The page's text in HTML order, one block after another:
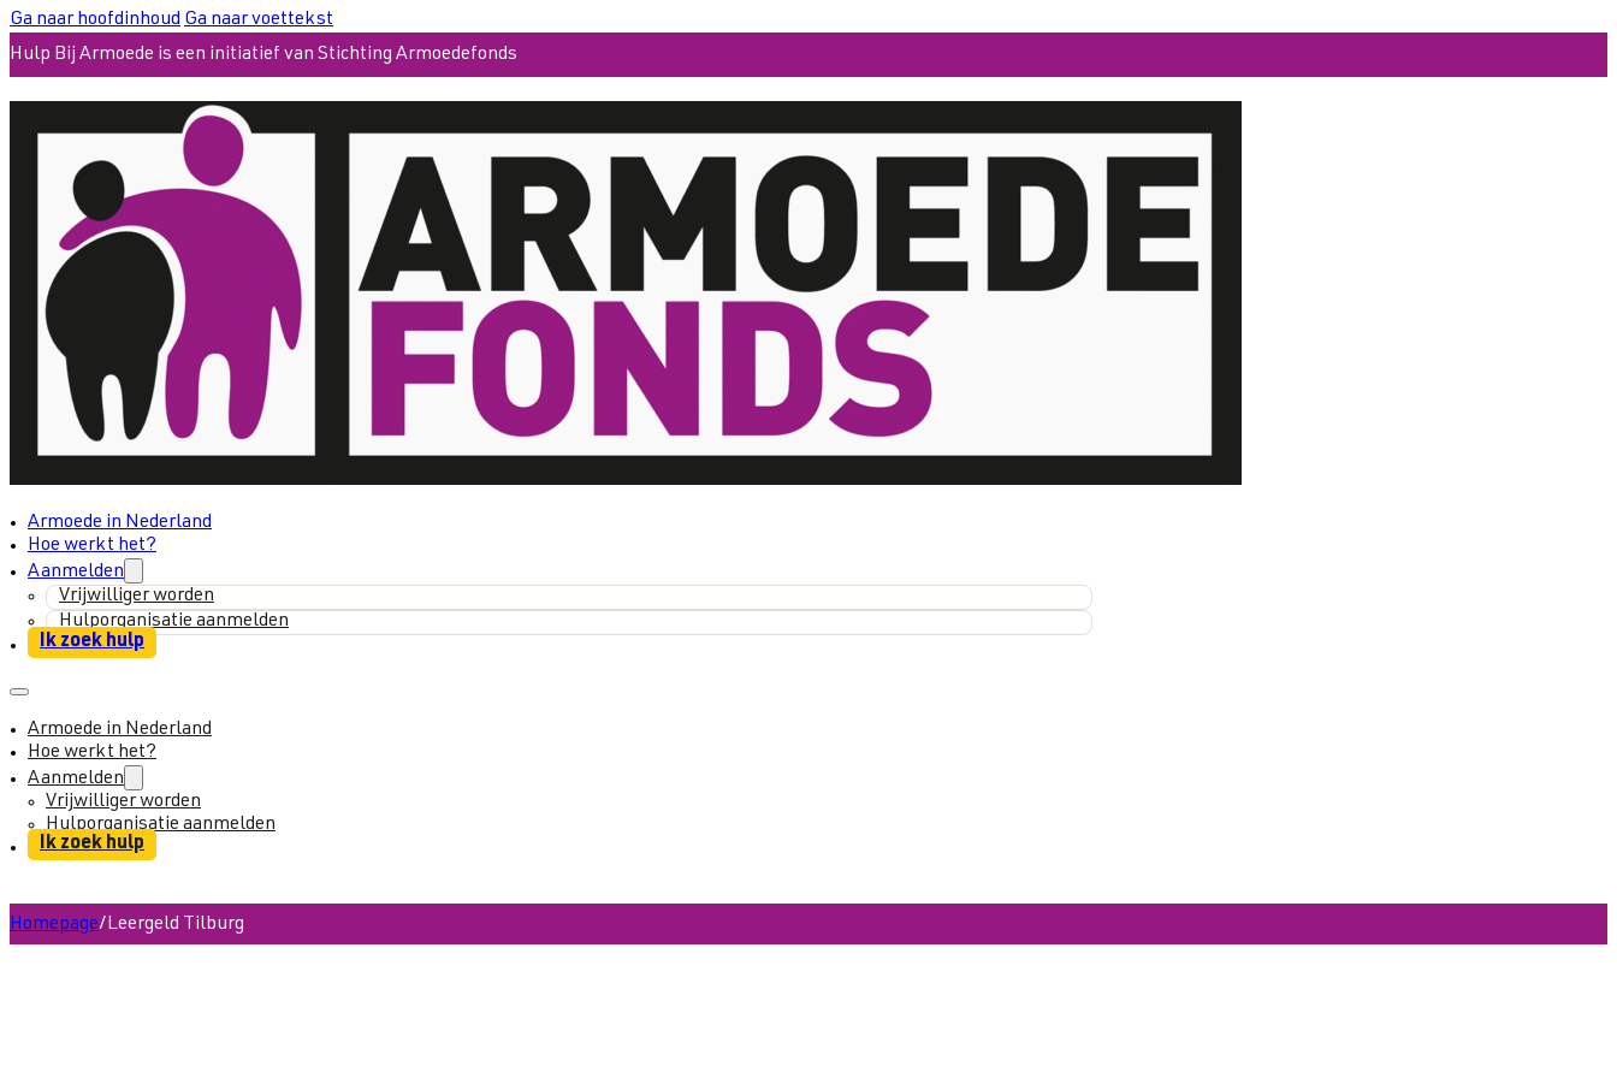
Ga naar hoofdinhoud Ga naar voettekst
Hulp Bij Armoede is een initiatief van Stichting Armoedefonds
Armoede in Nederland
Hoe werkt het?
Aanmelden
Vrijwilliger worden
Hulporganisatie aanmelden
Ik zoek hulp
Armoede in Nederland
Hoe werkt het?
Aanmelden
Vrijwilliger worden
Hulporganisatie aanmelden
Ik zoek hulp
Homepage/Leergeld Tilburg